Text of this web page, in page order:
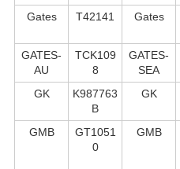
Gates T42141 Gates
GATES-
AU
TCK109
8
GATES-
SEA
GK
K987763
B
GK
GMB
GT1051
0
GMB